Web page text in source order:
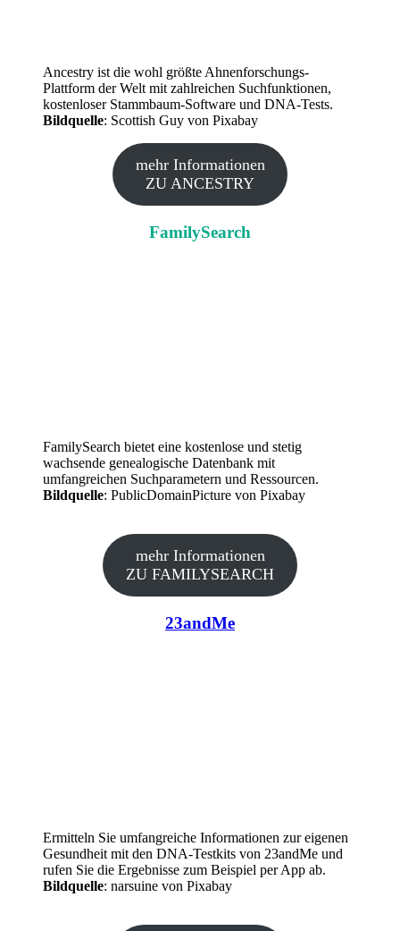
Ancestry ist die wohl größte Ahnenforschungs-
Plattform der Welt mit zahlreichen Suchfunktionen,
kostenloser Stammbaum-Software und DNA-Tests.
Bildquelle: Scottish Guy von Pixabay
mehr Informationen
ZU ANCESTRY
FamilySearch
FamilySearch bietet eine kostenlose und stetig
wachsende genealogische Datenbank mit
umfangreichen Suchparametern und Ressourcen.
Bildquelle: PublicDomainPicture von Pixabay
mehr Informationen
ZU FAMILYSEARCH
23andMe
Ermitteln Sie umfangreiche Informationen zur eigenen
Gesundheit mit den DNA-Testkits von 23andMe und
rufen Sie die Ergebnisse zum Beispiel per App ab.
Bildquelle: narsuine von Pixabay